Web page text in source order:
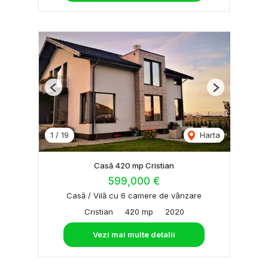
1 / 19 Harta
Previous Next
Casă 420 mp Cristian
599,000 €
Casă / Vilă cu 6 camere de vânzare
Cristian
420 mp 2020
Vezi mai multe detalii